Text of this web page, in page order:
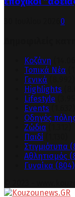
0
Κοζάνη
Τοπικά Νέα
Γενικά
Highlights
Lifestyle
Events
Οδηγός
Ζώδια
Παιδί
Στιγμιότυπα
Αθλητισμός
Γυναίκα (804)